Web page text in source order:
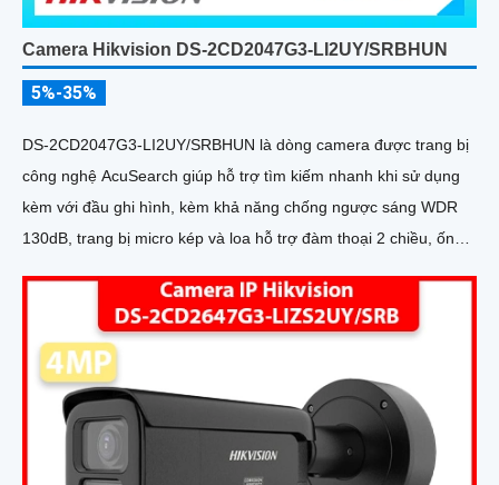
Camera Hikvision DS-2CD2047G3-LI2UY/SRBHUN
5%-35%
DS-2CD2047G3-LI2UY/SRBHUN là dòng camera được trang bị
công nghệ AcuSearch giúp hỗ trợ tìm kiếm nhanh khi sử dụng
kèm với đầu ghi hình, kèm khả năng chống ngược sáng WDR
130dB, trang bị micro kép và loa hỗ trợ đàm thoại 2 chiều, ống